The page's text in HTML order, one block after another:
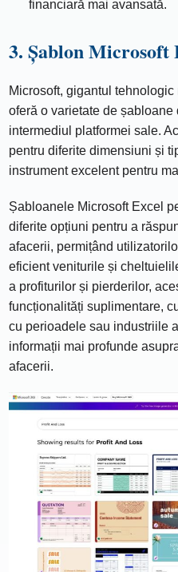
financiară mai avansată.
3. Şablon Microsoft
Microsoft, gigantul
oferă o varietate de șabloane
intermediul platformei sale.
pentru diferite dimensiuni și
instrument excelent pentru
Șabloanele Microsoft Excel
diferite opțiuni pentru a
afacerii, permițând
eficient veniturile și
a profiturilor și pierderilor,
funcționalități suplimentare,
cu perioadele sau industriile
informații mai profunde
afacerii.